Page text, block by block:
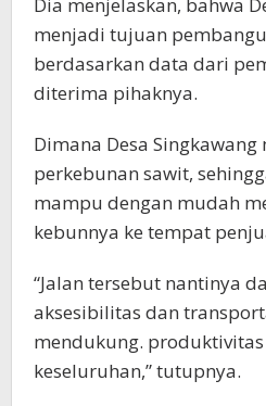
Dia menjelaskan, bahwa
menjadi tujuan
berdasarkan data dari
diterima pihaknya.
Dimana Desa
perkebunan sawit,
mampu dengan mudah
kebunnya ke tempat
“Jalan tersebut nantinya
aksesibilitas dan
mendukung.
keseluruhan,” tutupnya.